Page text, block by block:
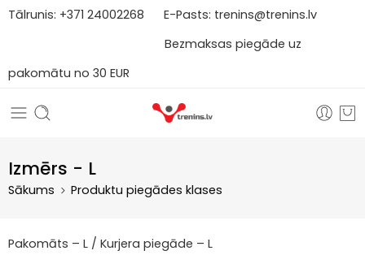
Tālrunis: +371 24002268 E-Pasts: trenins@trenins.lv
Bezmaksas piegāde uz
pakomātu no 30 EUR
Izmērs - L
Sākums Produktu piegādes klases
Pakomāts – L / Kurjera piegāde – L